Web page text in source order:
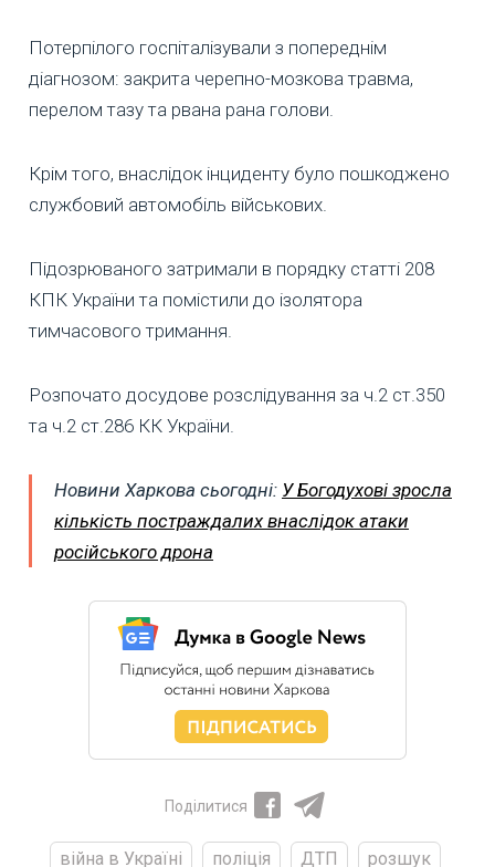
Потерпілого госпіталізували з попереднім
діагнозом: закрита черепно-мозкова травма,
перелом тазу та рвана рана голови.
Крім того, внаслідок інциденту було пошкоджено
службовий автомобіль військових.
Підозрюваного затримали в порядку статті 208
КПК України та помістили до ізолятора
тимчасового тримання.
Розпочато досудове розслідування за ч.2 ст.350
та ч.2 ст.286 КК України.
Новини Харкова сьогодні: У Богодухові зросла
кількість постраждалих внаслідок атаки
російського дрона
Поділитися
війна в Україні поліція ДТП
розшук